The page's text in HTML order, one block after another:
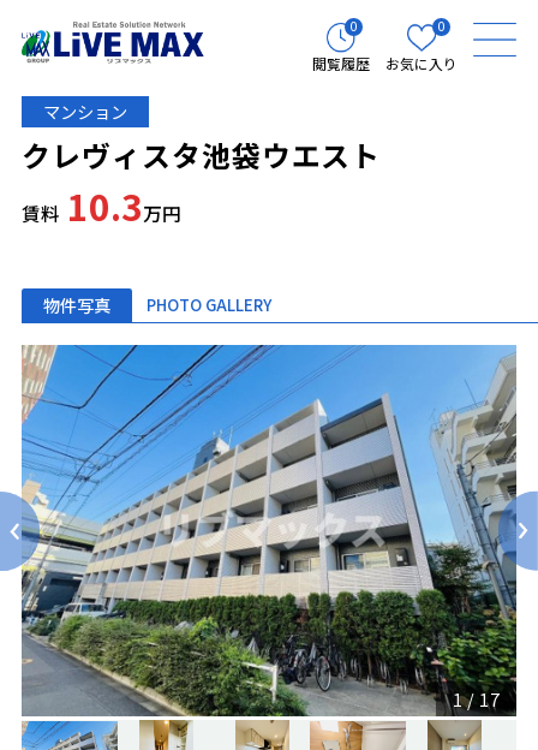
0
閲覧履歴
0
お気に入り
マンション
クレヴィスタ池袋ウエスト
賃料 10.3万円
物件写真 PHOTO GALLERY
1/ 17